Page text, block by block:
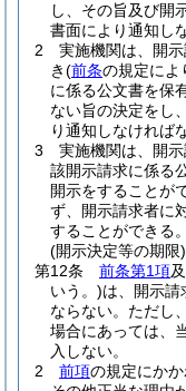
し、その旨及び開
書面により通知し
2
実施機関は、開
き(前条の規定によ
に係る公文書を保
ない旨の決定をし
り通知しなければ
3
実施機関は、開
該開示請求に係る
開示をすることが
ず、開示請求者に
することができる。
(開示決定等の期限)
第12条
前条第1項
いう。)は、開示請
ならない。 ただし、
場合にあっては、
入しない。
2
前項の規定にか